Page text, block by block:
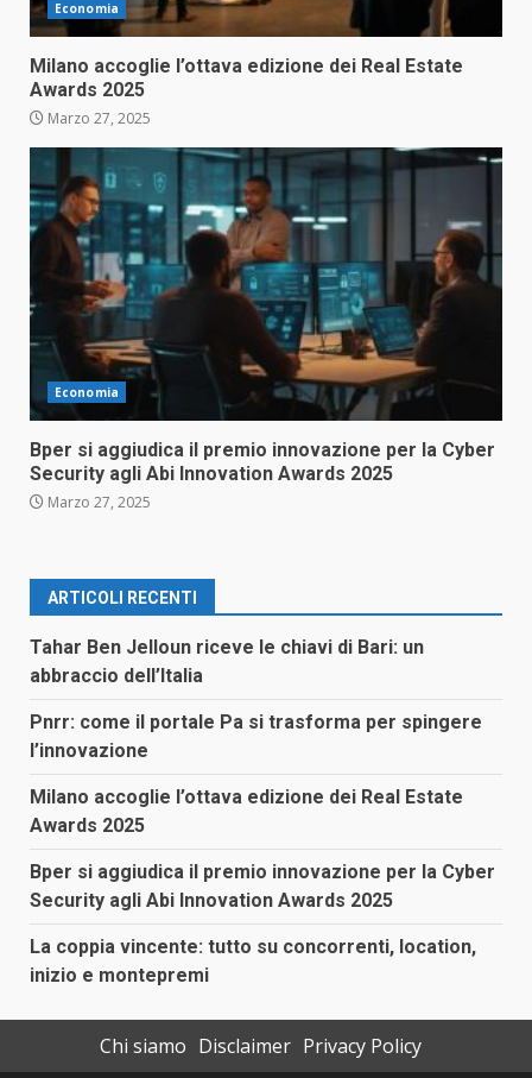
Economia
Milano accoglie l’ottava edizione dei Real Estate
Awards 2025
Marzo 27, 2025
Economia
Bper si aggiudica il premio innovazione per la Cyber
Security agli Abi Innovation Awards 2025
Marzo 27, 2025
ARTICOLI RECENTI
Tahar Ben Jelloun riceve le chiavi di Bari: un
abbraccio dell’Italia
Pnrr: come il portale Pa si trasforma per spingere
l’innovazione
Milano accoglie l’ottava edizione dei Real Estate
Awards 2025
Bper si aggiudica il premio innovazione per la Cyber
Security agli Abi Innovation Awards 2025
La coppia vincente: tutto su concorrenti, location,
inizio e montepremi
Chi siamo Disclaimer Privacy Policy